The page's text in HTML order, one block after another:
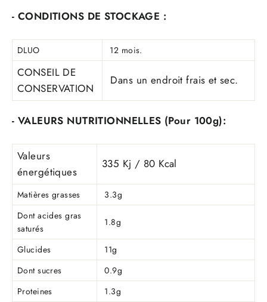
- CONDITIONS DE STOCKAGE :
DLUO 12 mois.
CONSEIL DE
CONSERVATION
Dans un endroit frais et sec.
- VALEURS NUTRITIONNELLES (Pour 100g):
Valeurs
énergétiques
335 Kj / 80 Kcal
Matières grasses
3.3g
Dont acides gras
saturés
1.8g
Glucides
11g
Dont sucres
0.9g
Proteines
1.3g